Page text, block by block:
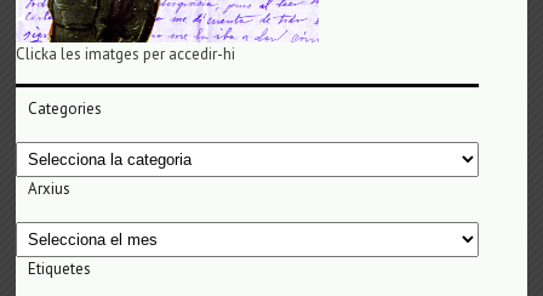
Clicka les imatges per accedir-hi
Categories
Categories
Arxius
Arxius
Etiquetes